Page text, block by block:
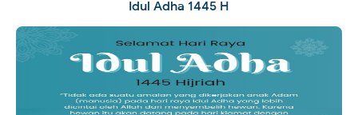
Idul Adha 1445 H